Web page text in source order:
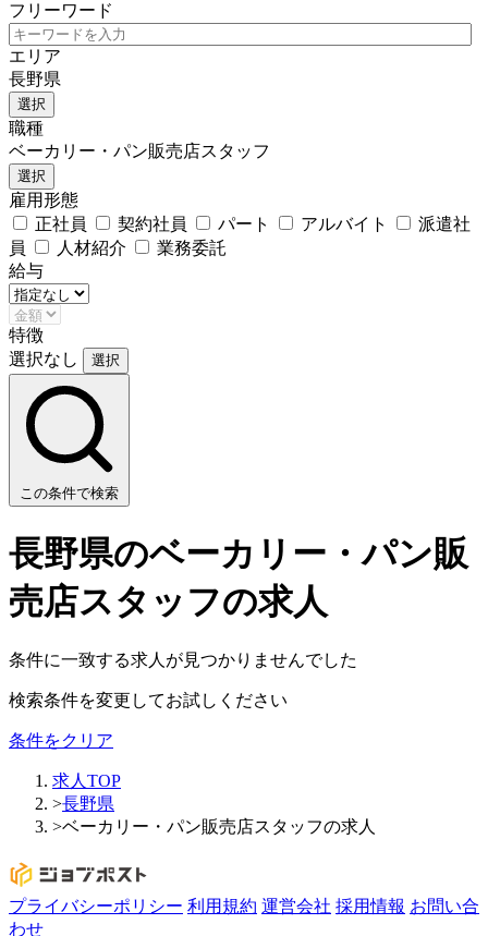
フリーワード
エリア
長野県
選択
職種
ベーカリー・パン販売店スタッフ
選択
雇用形態
正社員
契約社員 パート アルバイト
派遣社
員
人材紹介
業務委託
給与
特徴
選択なし
選択
この条件で検索
長野県のベーカリー・パン販
売店スタッフの求人
条件に一致する求人が見つかりませんでした
検索条件を変更してお試しください
条件をクリア
求人TOP
>長野県
>ベーカリー・パン販売店スタッフの求人
プライバシーポリシー 利用規約 運営会社 採用情報 お問い合
わせ